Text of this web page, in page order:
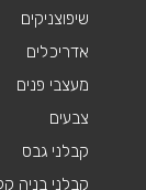
שיפוצניקים
אדריכלים
מעצבי פנים
צבעים
קבלני גבס
קבלני בניה